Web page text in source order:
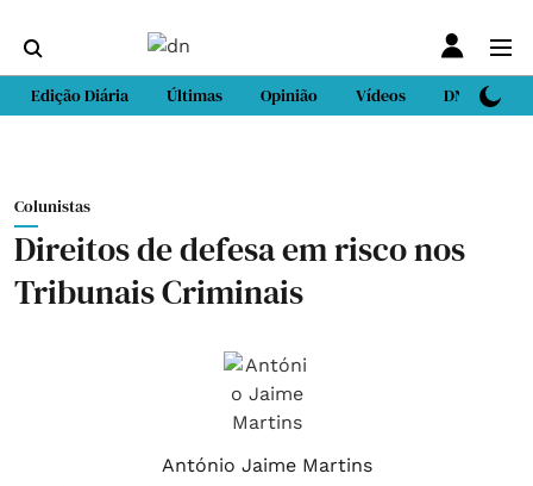
Edição Diária Últimas Opinião Vídeos DN Sport
Colunistas
Direitos de defesa em risco nos
Tribunais Criminais
António Jaime Martins